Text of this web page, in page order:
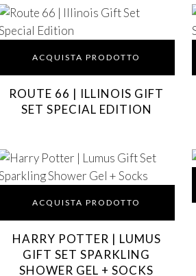
ACQUISTA PRODOTTO
ROUTE 66 | ILLINOIS GIFT
SET SPECIAL EDITION
ACQUISTA PRODOTTO
HARRY POTTER | LUMUS
GIFT SET SPARKLING
SHOWER GEL + SOCKS